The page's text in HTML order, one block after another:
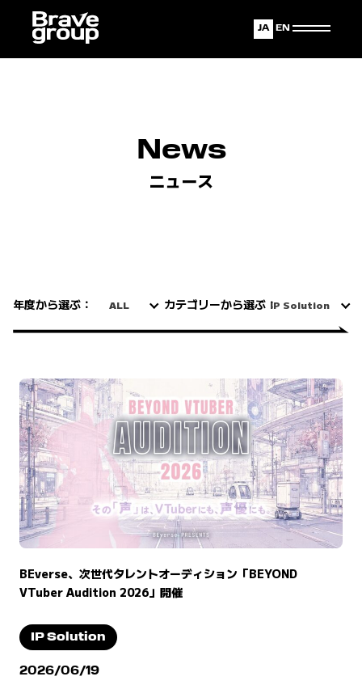
English
Japanese
News
ニュース
年度から選ぶ： ALL カテゴリーから選ぶ：IP Solution
BEverse、次世代タレントオーディション「BEYOND
VTuber Audition 2026」開催
IP Solution
2026/06/19